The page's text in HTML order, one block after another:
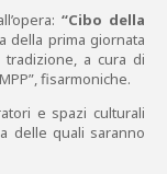
“Cibo della
della prima giornata
a cura di
fisarmoniche.
e spazi culturali
delle quali saranno